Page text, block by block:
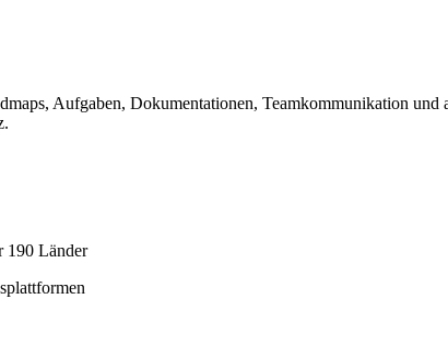
Aufgaben, Dokumentationen, Teamkommunikation
190 Länder